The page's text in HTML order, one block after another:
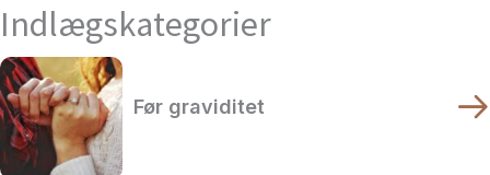
Indlægskategorier
Før graviditet